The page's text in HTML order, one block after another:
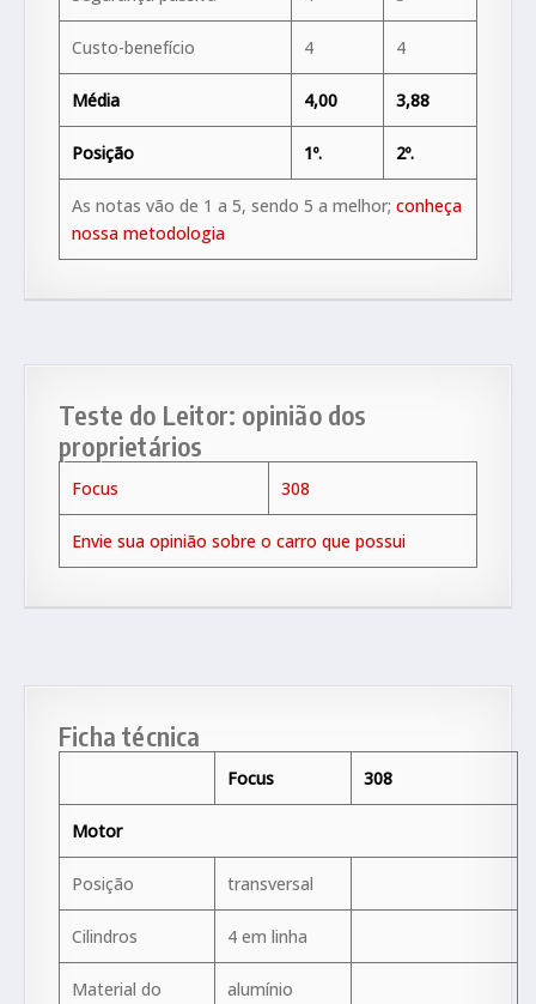
Custo-benefício 4 4
Média 4,00 3,88
Posição 1º. 2º.
As notas vão de 1 a 5, sendo 5 a melhor; conheça
nossa metodologia
Teste do Leitor: opinião dos
proprietários
Focus 308
Envie sua opinião sobre o carro que possui
Ficha técnica
Focus 308
Motor
Posição transversal
Cilindros 4 em linha
Material do
alumínio